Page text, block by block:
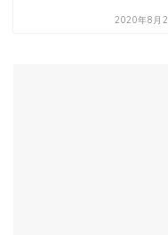
2020年8月